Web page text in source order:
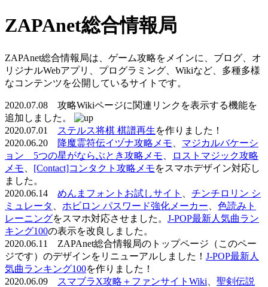
ZAPAnet総合情報局
ZAPAnet総合情報局は、ゲーム攻略をメインに、ブログ、オ
リジナルWebアプリ、プログラミング、Wikiなど、多種多様
なコンテンツを公開しているサイトです。
2020.07.08 攻略Wikiページに関連リンクを表示する機能を
追加しました。
2020.07.01
ステルス将棋 棋譜再生を作りました！
2020.06.20
降魔霊符伝イヅナ攻略メモ
マジカルバケーシ
ョン 5つの星がならぶとき攻略メモ
ロストマジック攻略
メモ
[Contact]コンタクト攻略メモをスマホデザイン対応し
ました。
2020.06.14 めんまフォントお試しサイト
チンチロリン シ
ミュレータ
ホビロン パスワード強化メーカー
色読みト
レーニングをスマホ対応させました。 J-POP最新人気曲ラン
キング100の表示を改良しました。
2020.06.11 ZAPAnet総合情報局のトップページ（このペー
ジです）のデザインをリニューアルしました！ J-POP最新人
気曲ランキング100を作りました！
2020.06.09
スマブラX攻略＋ファンサイトWiki
聖剣伝説